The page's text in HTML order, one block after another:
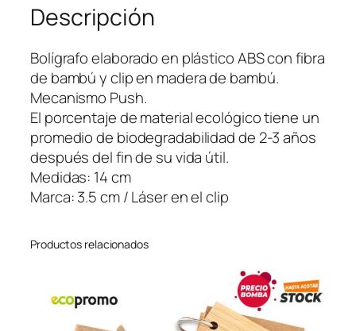
B
a
m
b
o
o
C
l
i
p
o
Descripción
Bolígrafo elaborado en plástico ABS con fibra
de bambú y clip en madera de bambú.
Mecanismo Push.
El porcentaje de material ecológico tiene un
promedio de biodegradabilidad de 2-3 años
después del fin de su vida útil.
Medidas: 14 cm
Marca: 3.5 cm / Láser en el clip
Productos relacionados